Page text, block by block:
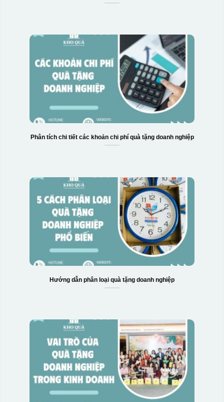
Hộp xi bình giữ nhiệt
Hộp xi bình hoa
Phân tích chi tiết các khoản chi phí quà tặng doanh nghiệp
Hướng dẫn phân loại quà tặng doanh nghiệp